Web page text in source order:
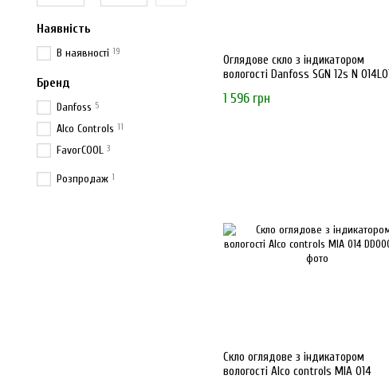
Оглядове скло з індикатором
вологості Danfoss SGN 12s N
1 596 грн
Скло оглядове з індикатором
вологості Alco controls MIA 014
Наявність
В наявності 19
Бренд
Danfoss 5
Alco Controls 11
FavorCOOL 3
Розпродаж 1